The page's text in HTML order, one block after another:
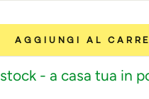
AGGIUNGI AL
- a casa tua in